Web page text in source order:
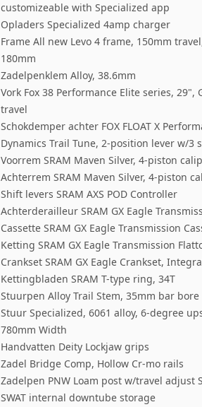
customizeable with Specialized app
Opladers Specialized 4amp charger
Frame All new Levo 4 frame, 150mm
180mm
Zadelpenklem Alloy, 38.6mm
Vork Fox 38 Performance Elite series,
travel
Schokdemper achter FOX FLOAT X
Dynamics Trail Tune, 2-position lever w/
Voorrem SRAM Maven Silver, 4-piston
Achterrem SRAM Maven Silver, 4-piston
Shift levers SRAM AXS POD Controller
Achterderailleur SRAM GX Eagle
Cassette SRAM GX Eagle Transmission
Ketting SRAM GX Eagle Transmission
Crankset SRAM GX Eagle Crankset,
Kettingbladen SRAM T-type ring, 34T
Stuurpen Alloy Trail Stem, 35mm bar bore
Stuur Specialized, 6061 alloy, 6-degree
780mm Width
Handvatten Deity Lockjaw grips
Zadel Bridge Comp, Hollow Cr-mo rails
Zadelpen PNW Loam post w/travel adjust
SWAT internal downtube storage